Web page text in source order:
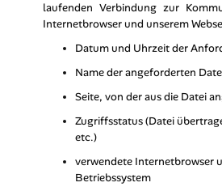
laufenden Verbindung zur
Internetbrowser und unserem
Datum und Uhrzeit der
Name der angeforderten
Seite, von der aus die Datei
Zugriffsstatus (Datei
etc.)
verwendete Internetbrowser
Betriebssystem